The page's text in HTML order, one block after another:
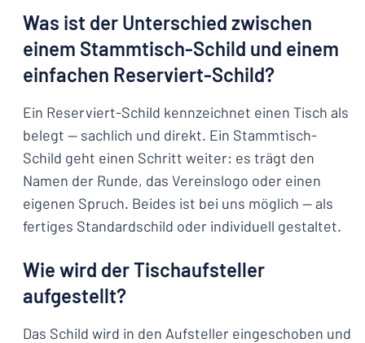
Was ist der Unterschied zwischen
einem Stammtisch-Schild und einem
einfachen Reserviert-Schild?
Ein Reserviert-Schild kennzeichnet einen Tisch als
belegt — sachlich und direkt. Ein Stammtisch-
Schild geht einen Schritt weiter: es trägt den
Namen der Runde, das Vereinslogo oder einen
eigenen Spruch. Beides ist bei uns möglich — als
fertiges Standardschild oder individuell gestaltet.
Wie wird der Tischaufsteller
aufgestellt?
Das Schild wird in den Aufsteller eingeschoben und